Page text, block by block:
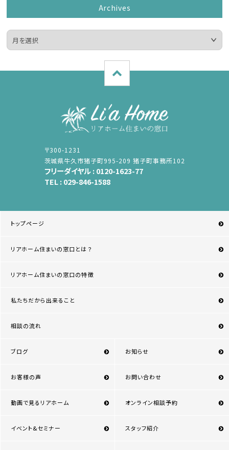
Archives
〒300-1231
茨城県牛久市猪子町995-209 猪子町事務所102
フリーダイヤル : 0120-1623-77
TEL : 029-846-1588
トップページ
リアホーム住まいの窓口とは？
リアホーム住まいの窓口の特徴
私たちだから出来ること
相談の流れ
ブログ
お客様の声
動画で見るリアホーム
イベント&セミナー
お知らせ
お問い合わせ
オンライン相談予約
スタッフ紹介